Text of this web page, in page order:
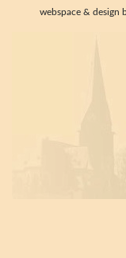
webspace & design